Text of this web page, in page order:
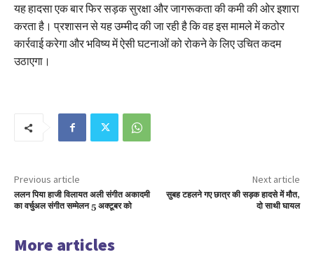
यह हादसा एक बार फिर सड़क सुरक्षा और जागरूकता की कमी की ओर इशारा
करता है। प्रशासन से यह उम्मीद की जा रही है कि वह इस मामले में कठोर
कार्रवाई करेगा और भविष्य में ऐसी घटनाओं को रोकने के लिए उचित कदम
उठाएगा।
Previous article
ललन पिया हाजी विलायत अली संगीत अकादमी
का वर्चुअल संगीत सम्मेलन 5 अक्टूबर को
Next article
सुबह टहलने गए छात्र की सड़क हादसे में मौत,
दो साथी घायल
More articles